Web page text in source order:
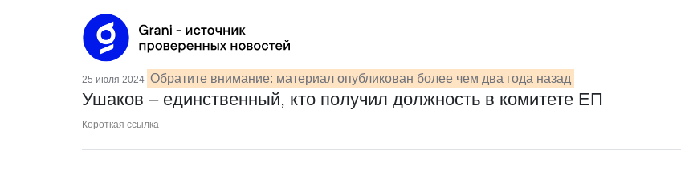
25 июля 2024 Обратите внимание: материал опубликован более чем два года назад
Ушаков – единственный, кто получил должность в комитете ЕП
Короткая ссылка